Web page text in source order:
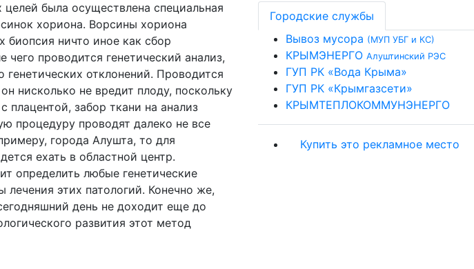
целей была осуществлена специальная
хориона. Ворсины хориона
биопсия ничто иное как сбор
чего проводится генетический анализ,
отклонений. Проводится
нисколько не вредит плоду, поскольку
плацентой, забор ткани на анализ
процедуру проводят далеко не все
города Алушта, то для
ехать в областной центр.
определить любые генетические
лечения этих патологий. Конечно же,
день не доходит еще до
развития этот метод
Городские службы
Вывоз мусора (МУП УБГ и КС)
КРЫМЭНЕРГО Алуштинский РЭС
ГУП РК «Вода Крыма»
ГУП РК «Крымгазсети»
КРЫМТЕПЛОКОММУНЭНЕРГО
Купить это рекламное место